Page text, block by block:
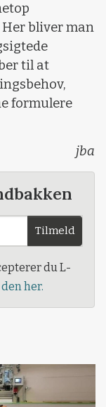
bliver man
til at
formulere
jba
Tilmeld
du L-
her.